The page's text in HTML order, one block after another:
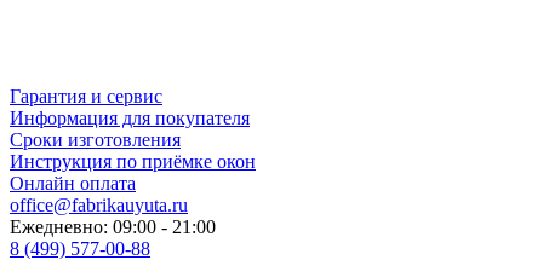
Гарантия и сервис
Информация для покупателя
Сроки изготовления
Инструкция по приёмке окон
Онлайн оплата
office@fabrikauyuta.ru
Ежедневно: 09:00 - 21:00
8 (499) 577-00-88